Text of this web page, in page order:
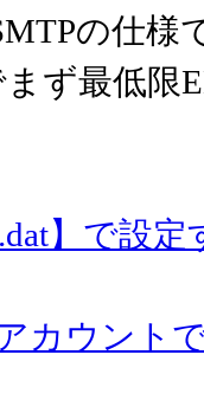
の仕
ず最低限
】で設
カウント